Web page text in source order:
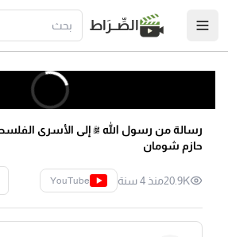
الصِّــرَاط
رسالة من رسول الله ﷺ إلى الأسرى
حازم شومان
20.9Kمنذ 4 سنة YouTube